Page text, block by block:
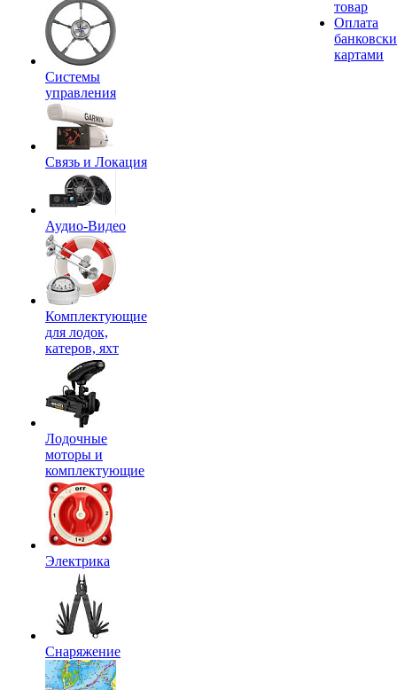
Системы
управления
Связь и Локация
Аудио-Видео
Комплектующие
для лодок,
катеров, яхт
Лодочные
моторы и
комплектующие
Электрика
Снаряжение
товар
Оплата
картами